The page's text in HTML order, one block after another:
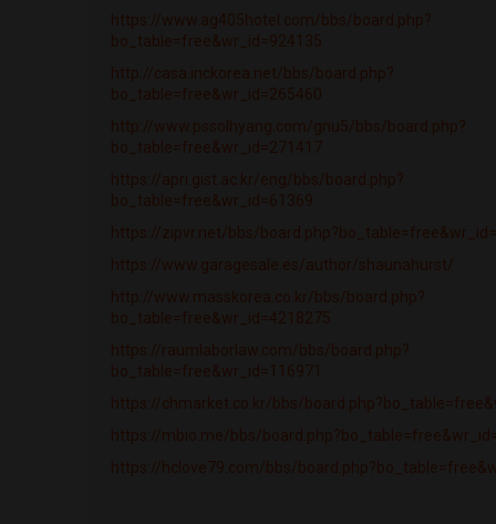
https://www.ag405hotel.com/bbs/board.php?
bo_table=free&wr_id=924135
http://casa.inckorea.net/bbs/board.php?
bo_table=free&wr_id=265460
http://www.pssolhyang.com/gnu5/bbs/board.php?
bo_table=free&wr_id=271417
https://apri.gist.ac.kr/eng/bbs/board.php?
bo_table=free&wr_id=61369
https://zipvr.net/bbs/
https://www.garagesale.es/author/shaunahurst/
http://www.masskorea.co.kr/bbs/board.php?
bo_table=free&wr_id=4218275
https://raumlaborlaw.com/bbs/board.php?
bo_table=free&wr_id=116971
https://chmarket.co.kr/bbs/
https://mbio.me/bbs/
https://hclove79.com/bbs/